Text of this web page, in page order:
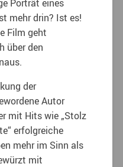
Porträt eines
mehr drin? Ist es!
Film geht
über den
der
Autor
mit Hits wie „Stolz
erfolgreiche
mehr im Sinn als
mit